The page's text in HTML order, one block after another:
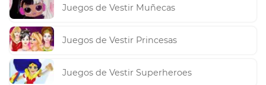
Juegos de Vestir Muñecas
Juegos de Vestir Princesas
Juegos de Vestir Superheroes